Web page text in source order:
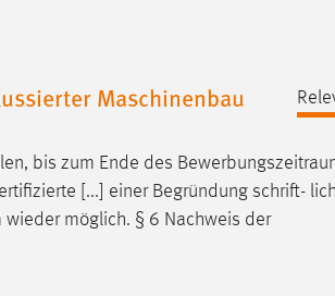
Maschinenbau
bis zum Ende des
[...] einer Begründung schrift-
wieder möglich. § 6 Nachweis der